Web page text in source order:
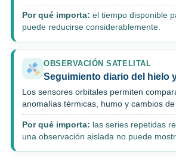
Por qué importa: el tiempo disponible
puede reducirse considerablemente.
OBSERVACIÓN SATELITAL
Seguimiento diario del hielo
Los sensores orbitales permiten
anomalías térmicas, humo y cambios
Por qué importa: las series repetidas
una observación aislada no puede